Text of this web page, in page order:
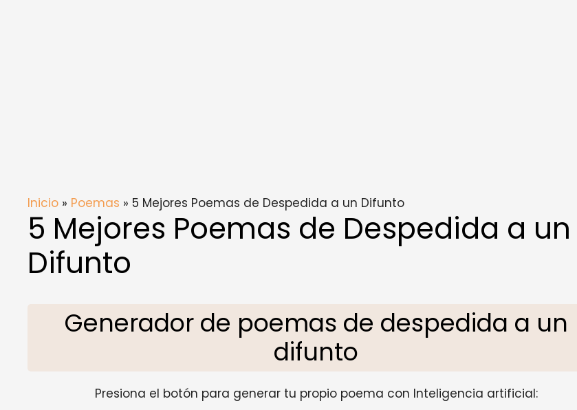
Inicio » Poemas » 5 Mejores Poemas de Despedida a un Difunto
5 Mejores Poemas de Despedida a un
Difunto
Generador de poemas de despedida a un
difunto
Presiona el botón para generar tu propio poema con Inteligencia artificial: